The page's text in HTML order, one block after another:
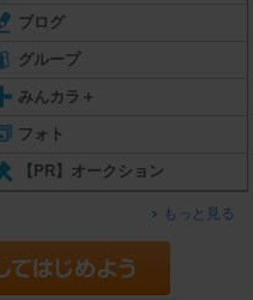
ブログ
グループ
みんカラ＋
フォト
【PR】オークション
もっと見る